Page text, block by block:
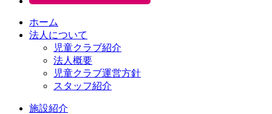
ホーム
法人について
児童クラブ紹介
法人概要
児童クラブ運営方針
スタッフ紹介
施設紹介